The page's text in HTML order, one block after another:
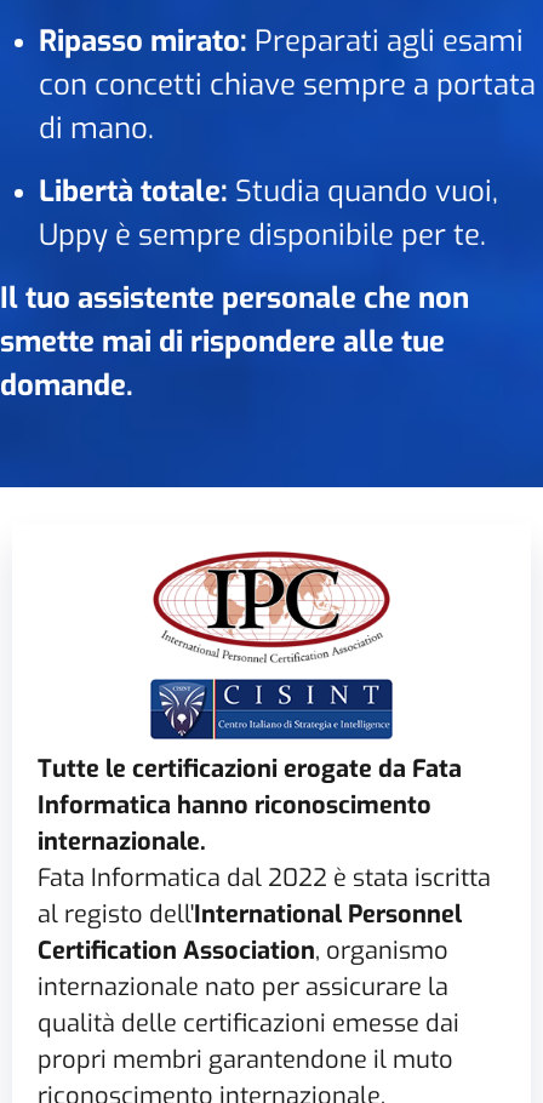
Ripasso mirato: Preparati agli esami
con concetti chiave sempre a portata
di mano.
Libertà totale: Studia quando vuoi,
Uppy è sempre disponibile per te.
Il tuo assistente personale che non
smette mai di rispondere alle tue
domande.
Tutte le certificazioni erogate da Fata
Informatica hanno riconoscimento
internazionale.
Fata Informatica dal 2022 è stata iscritta
al registo dell'International Personnel
Certification Association, organismo
internazionale nato per assicurare la
qualità delle certificazioni emesse dai
propri membri garantendone il muto